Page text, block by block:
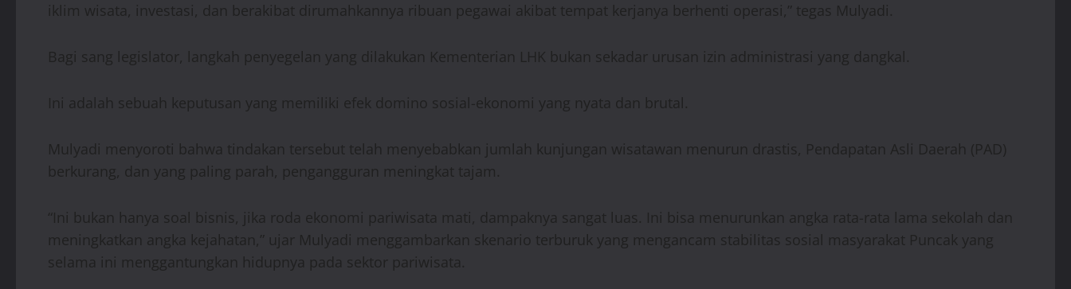
iklim wisata, investasi, dan berakibat dirumahkannya ribuan pegawai akibat tempat kerjanya berhenti operasi,” tegas Mulyadi.
Bagi sang legislator, langkah penyegelan yang dilakukan Kementerian LHK bukan sekadar urusan izin administrasi yang dangkal.
Ini adalah sebuah keputusan yang memiliki efek domino sosial-ekonomi yang nyata dan brutal.
Mulyadi menyoroti bahwa tindakan tersebut telah menyebabkan jumlah kunjungan wisatawan menurun drastis, Pendapatan Asli Daerah (PAD)
berkurang, dan yang paling parah, pengangguran meningkat tajam.
“Ini bukan hanya soal bisnis, jika roda ekonomi pariwisata mati, dampaknya sangat luas. Ini bisa menurunkan angka rata-rata lama sekolah dan
meningkatkan angka kejahatan,” ujar Mulyadi menggambarkan skenario terburuk yang mengancam stabilitas sosial masyarakat Puncak yang
selama ini menggantungkan hidupnya pada sektor pariwisata.